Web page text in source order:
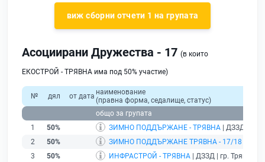
виж сборни отчети 1 на групата
Асоциирани Дружества - 17 (в които
ЕКОСТРОЙ - ТРЯВНА има под 50% участие)
№ дял от дата наименование
(правна форма, седалище, статус)
общо за групата
1
50% ЗИМНО ПОДДЪРЖАНЕ - ТРЯВНА | ДЗЗД | гр.
2
50% ЗИМНО ПОДДЪРЖАНЕ ТРЯВНА - 17/18
3
50% ИНФРАСТРОЙ - ТРЯВНА | ДЗЗД | гр. Трявна |